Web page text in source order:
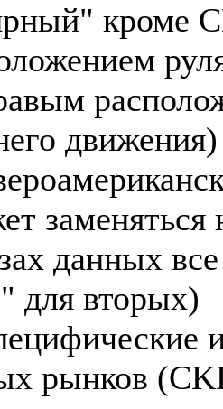
кроме
движения)
данных
для вторых)
рынков